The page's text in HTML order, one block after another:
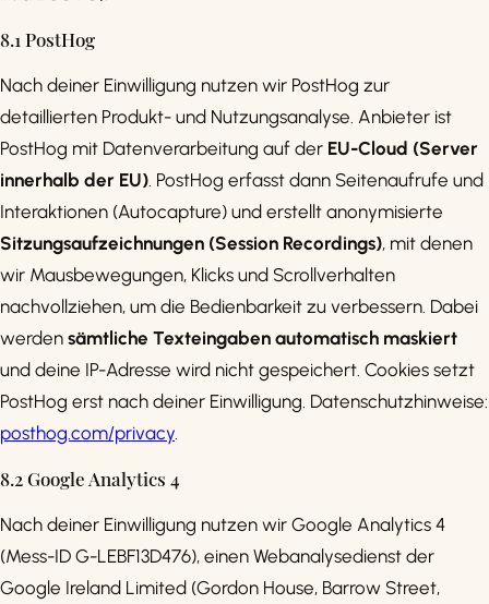
8.1 PostHog
Nach deiner Einwilligung nutzen wir PostHog zur
detaillierten Produkt- und Nutzungsanalyse. Anbieter ist
PostHog mit Datenverarbeitung auf der EU-Cloud (Server
innerhalb der EU) . PostHog erfasst dann Seitenaufrufe und
Interaktionen (Autocapture) und erstellt anonymisierte
Sitzungsaufzeichnungen (Session Recordings), mit denen
wir Mausbewegungen, Klicks und Scrollverhalten
nachvollziehen, um die Bedienbarkeit zu verbessern. Dabei
werden sämtliche Texteingaben automatisch maskiert
und deine IP-Adresse wird nicht gespeichert. Cookies setzt
PostHog erst nach deiner Einwilligung. Datenschutzhinweise:
posthog.com/privacy
8.2 Google Analytics 4
Nach deiner Einwilligung nutzen wir Google Analytics 4
(Mess-ID G-LEBF13D476), einen Webanalysedienst der
Google Ireland Limited (Gordon House, Barrow Street,